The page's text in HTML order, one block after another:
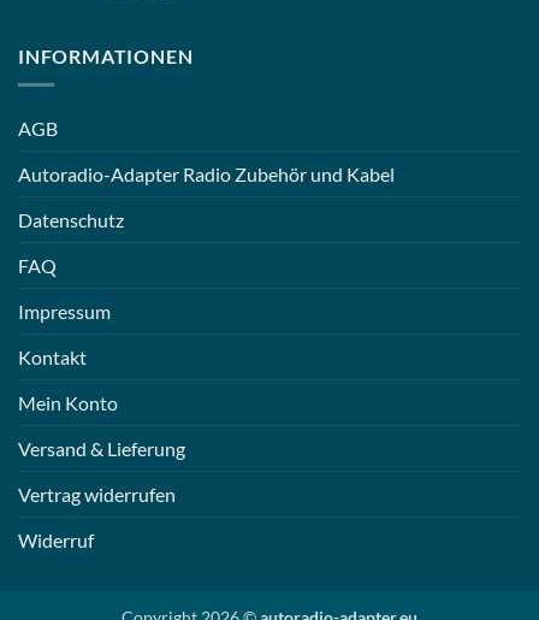
INFORMATIONEN
AGB
Autoradio-Adapter Radio Zubehör und Kabel
Datenschutz
FAQ
Impressum
Kontakt
Mein Konto
Versand & Lieferung
Vertrag widerrufen
Widerruf